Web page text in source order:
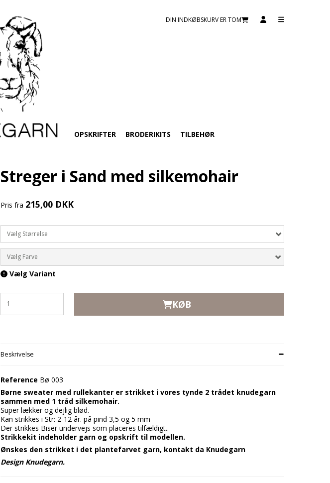
DIN INDKØBSKURV ER TOM
OPSKRIFTER BRODERIKITS TILBEHØR
Streger i Sand med silkemohair
Pris fra 215,00 DKK
Vælg Størrelse
Vælg Farve
Vælg Variant
KØB
Beskrivelse
Reference Bø 003
Børne sweater med rullekanter er strikket i vores tynde 2 trådet knudegarn
sammen med 1 tråd silkemohair.
Super lækker og dejlig blød.
Kan strikkes i Str: 2-12 år. på pind 3,5 og 5 mm
Der strikkes Biser undervejs som placeres tilfældigt..
Strikkekit indeholder garn og opskrift til modellen.
Ønskes den strikket i det plantefarvet garn, kontakt da Knudegarn
Design Knudegarn.